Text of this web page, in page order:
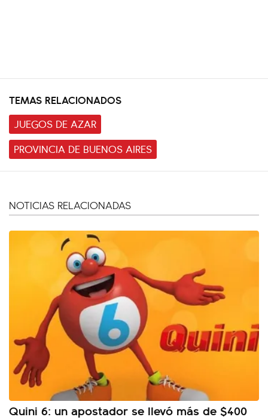
TEMAS RELACIONADOS
JUEGOS DE AZAR
PROVINCIA DE BUENOS AIRES
NOTICIAS RELACIONADAS
Quini 6: un apostador se llevó más de $400